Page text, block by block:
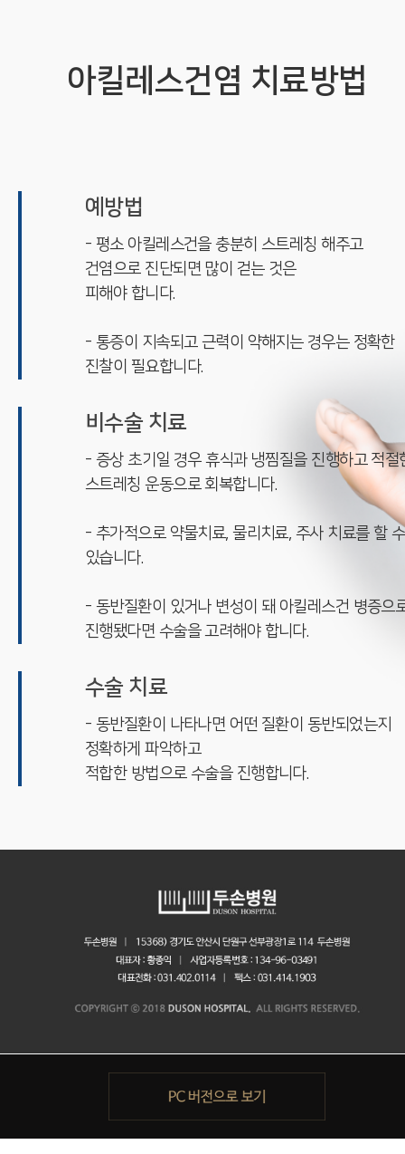
아킬레스건염 치료방법
예방법
- 평소 아킬레스건을 충분히 스트레칭 해주고
건염으로 진단되면 많이 걷는 것은
피해야 합니다.
- 통증이 지속되고 근력이 약해지는 경우는 정확한
진찰이 필요합니다.
비수술 치료
- 증상 초기일 경우 휴식과 냉찜질을 진행하고 적절
스트레칭 운동으로 회복합니다.
- 추가적으로 약물치료, 물리치료, 주사 치료를 할 수
있습니다.
- 동반질환이 있거나 변성이 돼 아킬레스건 병증으
진행됐다면 수술을 고려해야 합니다.
수술 치료
- 동반질환이 나타나면 어떤 질환이 동반되었는지
정확하게 파악하고
적합한 방법으로 수술을 진행합니다.